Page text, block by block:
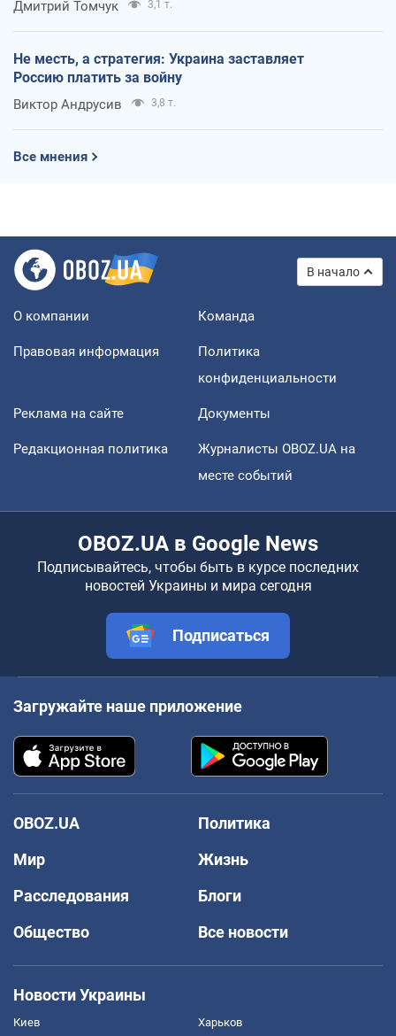
Дмитрий Томчук 3,1 т.
Не месть, а стратегия: Украина заставляет
Россию платить за войну
Виктор Андрусив 3,8 т.
Все мнения
В начало
О компании Команда
Правовая информация
Политика
конфиденциальности
Реклама на сайте Документы
Редакционная политика
Журналисты OBOZ.UA на
месте событий
OBOZ.UA в Google News
Подписывайтесь, чтобы быть в курсе последних
новостей Украины и мира сегодня
Подписаться
Загружайте наше приложение
OBOZ.UA
Политика
Мир
Жизнь
Расследования
Блоги
Общество
Все новости
Новости Украины
Киев Харьков